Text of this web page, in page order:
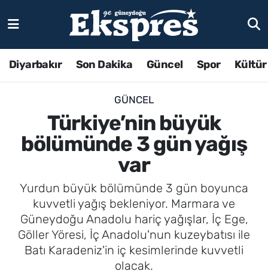
Diyarbakır Son Dakika Güncel Spor
GÜNCEL
Türkiye’nin büyük
bölümünde 3 gün yağış
var
Yurdun büyük bölümünde 3 gün boyunca
kuvvetli yağış bekleniyor. Marmara ve
Güneydoğu Anadolu hariç yağışlar, İç Ege,
Göller Yöresi, İç Anadolu'nun kuzeybatısı ile
Batı Karadeniz'in iç kesimlerinde kuvvetli
olacak.